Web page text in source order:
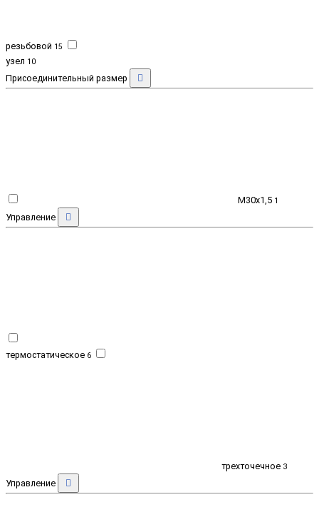
резьбовой 15
узел 10
Присоединительный размер
M30x1,5 1
Управление
термостатическое 6
трехточечное 3
Управление